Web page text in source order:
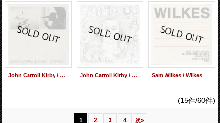
John Carroll Kirby / Conflict John Carroll Kirby / Cryptozoo - Original Motion Picture Soundtrack- Sam Wilkes / Wilkes
(15件/60件)
1 2 3 4 次»